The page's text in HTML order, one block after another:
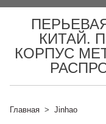
КИТАЙ.
КОРПУС
Главная Jinhao